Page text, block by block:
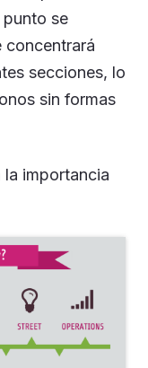
se
concentrará
secciones, lo
sin formas
la importancia